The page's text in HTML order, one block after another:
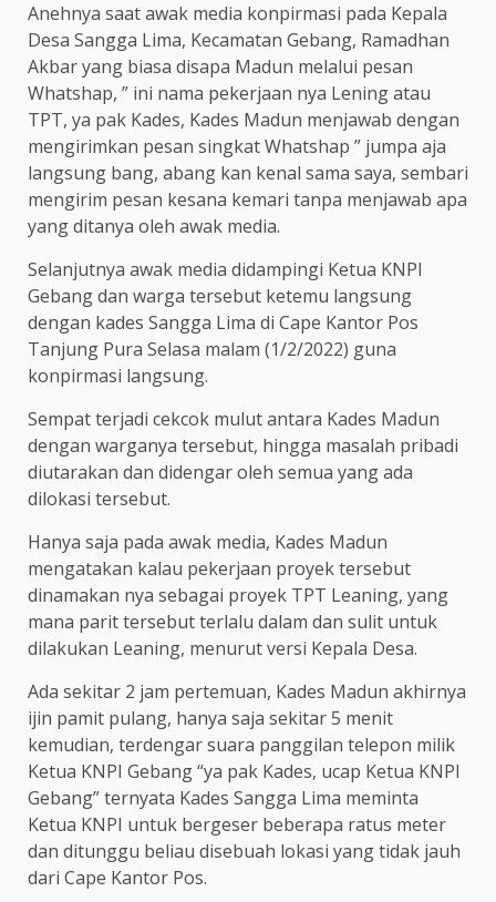
Anehnya saat awak media konpirmasi pada Kepala
Desa Sangga Lima, Kecamatan Gebang, Ramadhan
Akbar yang biasa disapa Madun melalui pesan
Whatshap, ” ini nama pekerjaan nya Lening atau
TPT, ya pak Kades, Kades Madun menjawab dengan
mengirimkan pesan singkat Whatshap ” jumpa aja
langsung bang, abang kan kenal sama saya, sembari
mengirim pesan kesana kemari tanpa menjawab apa
yang ditanya oleh awak media.
Selanjutnya awak media didampingi Ketua KNPI
Gebang dan warga tersebut ketemu langsung
dengan kades Sangga Lima di Cape Kantor Pos
Tanjung Pura Selasa malam (1/2/2022) guna
konpirmasi langsung.
Sempat terjadi cekcok mulut antara Kades Madun
dengan warganya tersebut, hingga masalah pribadi
diutarakan dan didengar oleh semua yang ada
dilokasi tersebut.
Hanya saja pada awak media, Kades Madun
mengatakan kalau pekerjaan proyek tersebut
dinamakan nya sebagai proyek TPT Leaning, yang
mana parit tersebut terlalu dalam dan sulit untuk
dilakukan Leaning, menurut versi Kepala Desa.
Ada sekitar 2 jam pertemuan, Kades Madun akhirnya
ijin pamit pulang, hanya saja sekitar 5 menit
kemudian, terdengar suara panggilan telepon milik
Ketua KNPI Gebang “ya pak Kades, ucap Ketua KNPI
Gebang” ternyata Kades Sangga Lima meminta
Ketua KNPI untuk bergeser beberapa ratus meter
dan ditunggu beliau disebuah lokasi yang tidak jauh
dari Cape Kantor Pos.